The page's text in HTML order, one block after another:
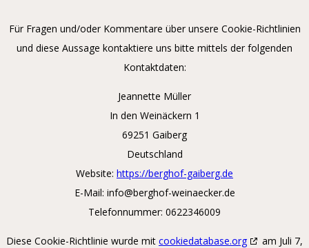
Für Fragen und/oder Kommentare über unsere Cookie-Richtlinien
und diese Aussage kontaktiere uns bitte mittels der folgenden
Kontaktdaten:
Jeannette Müller
In den Weinäckern 1
69251 Gaiberg
Deutschland
Website: https://berghof-gaiberg.de
E-Mail: info@berghof-weinaecker.de
Telefonnummer: 0622346009
Diese Cookie-Richtlinie wurde mit cookiedatabase.org
am Juli 7,